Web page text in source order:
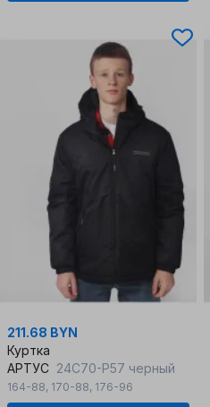
211.68 BYN
Куртка
АРТУС 24С70-Р57 черный
164-88, 170-88, 176-96